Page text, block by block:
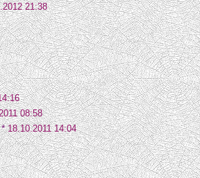
21:38
08:58
18.10.2011 14:04